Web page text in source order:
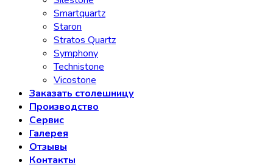
Smartquartz
Staron
Stratos Quartz
Symphony
Technistone
Vicostone
Заказать столешницу
Производство
Сервис
Галерея
Отзывы
Контакты